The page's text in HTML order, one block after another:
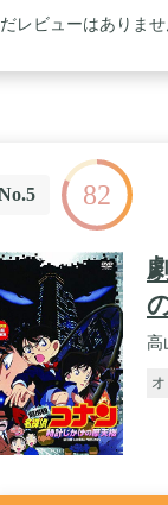
レビューはありませ
82
高